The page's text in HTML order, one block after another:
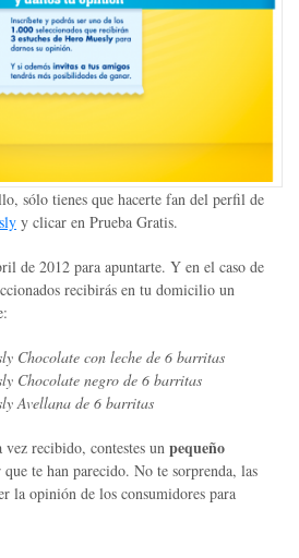
sólo tienes que hacerte fan del perfil de
y clicar en Prueba Gratis.
de 2012 para apuntarte. Y en el caso de
recibirás en tu domicilio un
Chocolate con leche de 6 barritas
Chocolate negro de 6 barritas
Avellana de 6 barritas
recibido, contestes un pequeño
que te han parecido. No te sorprenda, las
la opinión de los consumidores para